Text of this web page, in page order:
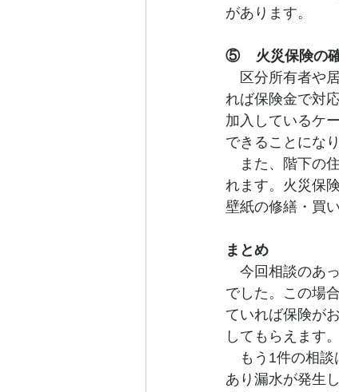
があります。
⑤    火災保険の
区分所有者や
れば保険金で対
加入しているケ
できることにな
また、階下の
れます。火災保
壁紙の修繕・買
まとめ
今回相談のあ
でした。この場
ていれば保険が
してもらえます。
もう1件の相談
あり漏水が発生